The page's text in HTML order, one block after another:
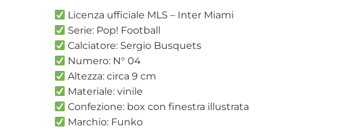
Licenza ufficiale MLS – Inter Miami
Serie: Pop! Football
Calciatore: Sergio Busquets
Numero: N° 04
Altezza: circa 9 cm
Materiale: vinile
Confezione: box con finestra illustrata
Marchio: Funko